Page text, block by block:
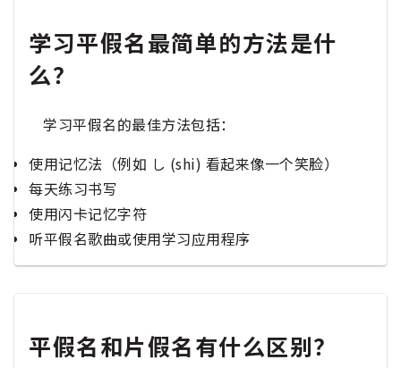
学习平假名最简单的方法是什
么？
学习平假名的最佳方法包括：
使用记忆法（例如 し (shi) 看起来像一个笑脸）
每天练习书写
使用闪卡记忆字符
听平假名歌曲或使用学习应用程序
平假名和片假名有什么区别？